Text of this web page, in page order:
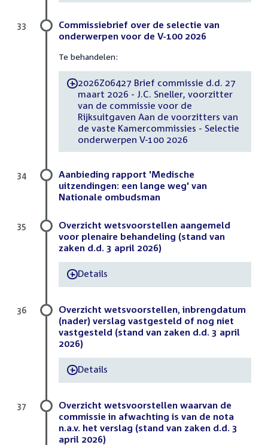
Commissiebrief over de selectie van
onderwerpen voor de V-100 2026
Te behandelen:
-2026Z06427 Brief commissie d.d. 27
maart 2026 - J.C. Sneller, voorzitter
van de commissie voor de
Rijksuitgaven Aan de voorzitters van
de vaste Kamercommissies - Selectie
onderwerpen V-100 2026
33
Aanbieding rapport 'Medische
uitzendingen: een lange weg' van
Nationale ombudsman
34
Overzicht wetsvoorstellen aangemeld
voor plenaire behandeling (stand van
zaken d.d. 3 april 2026)
-Details
35
Overzicht wetsvoorstellen, inbrengdatum
(nader) verslag vastgesteld of nog niet
vastgesteld (stand van zaken d.d. 3 april
2026)
-Details
36
Overzicht wetsvoorstellen waarvan de
commissie in afwachting is van de nota
n.a.v. het verslag (stand van zaken d.d. 3
april 2026)
37